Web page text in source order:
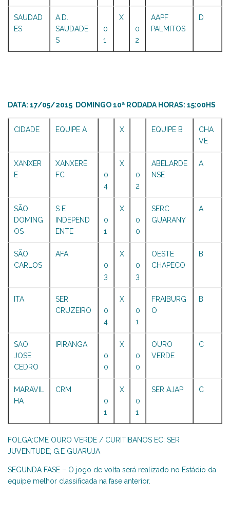
SAUDAD
ES
A.D.
SAUDADE
S
0
1
X
0
2
AAPF
PALMITOS
D
DATA: 17/05/2015 DOMINGO 10ª RODADA HORAS: 15:00HS
CIDADE EQUIPE A X EQUIPE B
CHA
VE
XANXER
E
XANXERÊ
FC
0
4
X
0
2
ABELARDE
NSE
A
SÃO
DOMING
OS
S E
INDEPEND
ENTE
0
1
X
0
0
SERC
GUARANY
A
SÃO
CARLOS
AFA
0
3
X
0
3
OESTE
CHAPECO
B
ITA
SER
CRUZEIRO
0
4
X
0
1
FRAIBURG
O
B
SAO
JOSE
CEDRO
IPIRANGA
0
0
X
0
0
OURO
VERDE
C
MARAVIL
HA
CRM
0
1
X
0
1
SER AJAP C
FOLGA:CME OURO VERDE / CURITIBANOS EC; SER
JUVENTUDE; G.E GUARUJA
SEGUNDA FASE – O jogo de volta será realizado no Estádio da
equipe melhor classificada na fase anterior.